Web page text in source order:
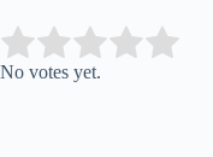
Rate this item:
No votes yet.